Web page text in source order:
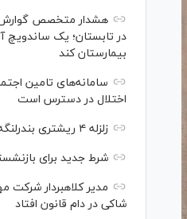
هشدار متخصص گوارش
در تابستان؛ یک ساندویچ
بیمارستان کند
سامانه‌های تامین
اختلال در دسترس است
زلزله ۴ ریشتری بندرلنگه را لرزاند
شرط جدید برای
شاکی در دام قانون افتاد